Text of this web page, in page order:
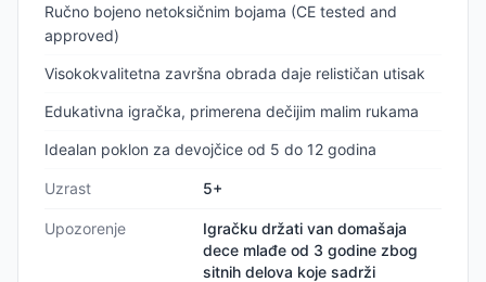
Ručno bojeno netoksičnim bojama (CE tested and
approved)
Visokokvalitetna završna obrada daje relističan utisak
Edukativna igračka, primerena dečijim malim rukama
Idealan poklon za devojčice od 5 do 12 godina
Uzrast 5+
Upozorenje
Igračku držati van domašaja
dece mlađe od 3 godine zbog
sitnih delova koje sadrži